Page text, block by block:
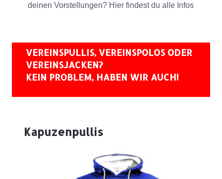
deinen Vorstellungen? Hier findest du alle Infos
VEREINSPULLIS, VEREINSPOLOS ODER
VEREINSJACKEN?
KEIN PROBLEM, HABEN WIR AUCH!
Kapuzenpullis